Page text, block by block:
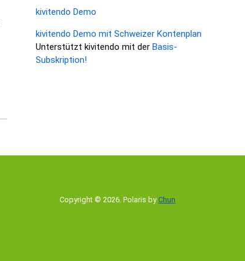
kivitendo Demo
kivitendo Demo mit Schweizer Kontenplan
Unterstützt kivitendo mit der Basis-
Subskription!
Copyright © 2026.Polaris by Chun